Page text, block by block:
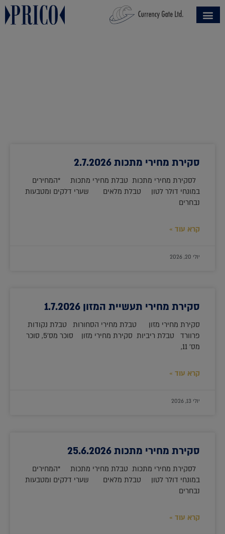
סקירת מחירי מתכות 2.7.2026
לסקירת מחירי מתכות טבלת מחירי מתכות *המחירים
במונחי דולר לטון טבלת מלאים שערי דלקים ומטבעות
נבחרים
קרא עוד »
יולי 20, 2026
סקירת מחירי תעשיית המזון 1.7.2026
סקירת מחירי מזון טבלת מחירי הסחורות טבלת נקודות
פרוורד טבלת ריביות סקירת מחירי מזון סוכר מס'5, סוכר
מס' 11,
קרא עוד »
יולי 13, 2026
סקירת מחירי מתכות 25.6.2026
לסקירת מחירי מתכות טבלת מחירי מתכות *המחירים
במונחי דולר לטון טבלת מלאים שערי דלקים ומטבעות
נבחרים
קרא עוד »